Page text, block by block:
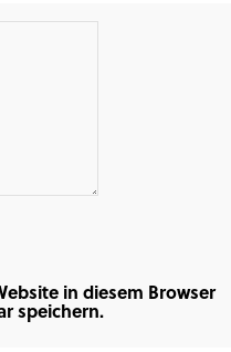
in diesem Browser
speichern.